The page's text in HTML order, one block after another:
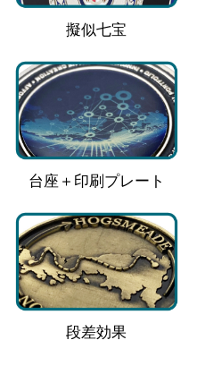
擬似七宝
台座＋印刷プレート
段差効果